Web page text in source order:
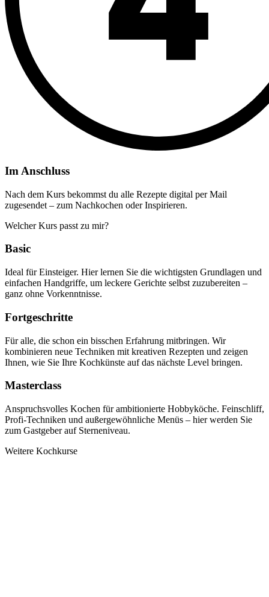
Im Anschluss
Nach dem Kurs bekommst du alle Rezepte digital per Mail
zugesendet – zum Nachkochen oder Inspirieren.
Welcher Kurs passt zu mir?
Basic
Ideal für Einsteiger. Hier lernen Sie die wichtigsten Grundlagen und
einfachen Handgriffe, um leckere Gerichte selbst zuzubereiten –
ganz ohne Vorkenntnisse.
Fortgeschritte
Für alle, die schon ein bisschen Erfahrung mitbringen. Wir
kombinieren neue Techniken mit kreativen Rezepten und zeigen
Ihnen, wie Sie Ihre Kochkünste auf das nächste Level bringen.
Masterclass
Anspruchsvolles Kochen für ambitionierte Hobbyköche. Feinschliff,
Profi-Techniken und außergewöhnliche Menüs – hier werden Sie
zum Gastgeber auf Sterneniveau.
Weitere Kochkurse